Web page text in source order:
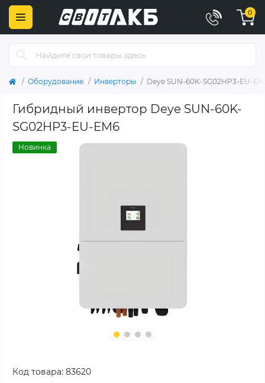
0
Оборудование Инверторы Deye SUN-60K-SG02HP3-EU-
Гибридный инвертор Deye SUN-60K-
SG02HP3-EU-EM6
Новинка
Код товара: 83620